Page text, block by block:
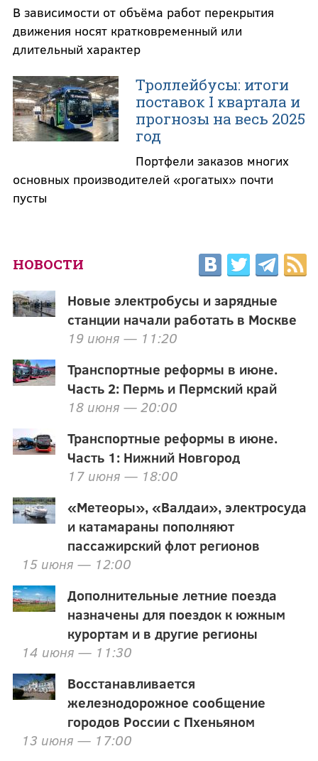
В зависимости от объёма работ перекрытия
движения носят кратковременный или
длительный характер
Троллейбусы: итоги
поставок I квартала и
прогнозы на весь 2025
год
Портфели заказов многих
основных производителей «рогатых» почти
пусты
НОВОСТИ
Новые электробусы и зарядные
станции начали работать в Москве
19 июня — 11:20
Транспортные реформы в июне.
Часть 2: Пермь и Пермский край
18 июня — 20:00
Транспортные реформы в июне.
Часть 1: Нижний Новгород
17 июня — 18:00
«Метеоры», «Валдаи», электросуда
и катамараны пополняют
пассажирский флот регионов
15 июня — 12:00
Дополнительные летние поезда
назначены для поездок к южным
курортам и в другие регионы
14 июня — 11:30
Восстанавливается
железнодорожное сообщение
городов России с Пхеньяном
13 июня — 17:00